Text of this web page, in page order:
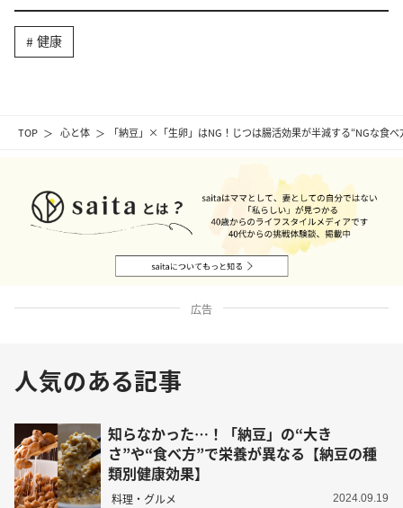
TOP 心と体 「納豆」×「生卵」はNG！じつは腸活効果が半減する“NGな食
健康
広告
人気のある記事
知らなかった…！「納豆」の“大き
さ”や“食べ方”で栄養が異なる【納豆の種
類別健康効果】
料理・グルメ 2024.09.19